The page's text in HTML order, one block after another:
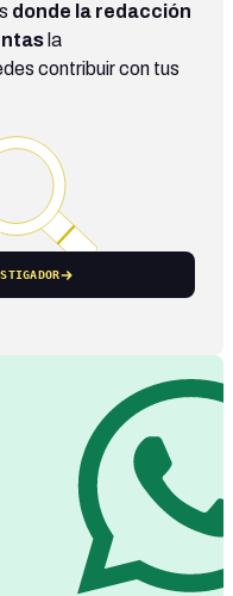
donde la redacción
la
contribuir con tus